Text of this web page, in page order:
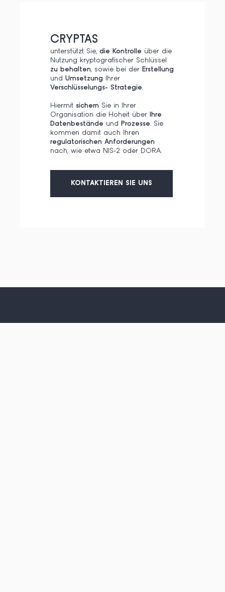
CRYPTAS
unterstützt Sie, die Kontrolle über die
Nutzung kryptografischer Schlüssel
zu behalten, sowie bei der Erstellung
und Umsetzung Ihrer
Verschlüsselungs- Strategie.
Hiermit sichern Sie in Ihrer
Organisation die Hoheit über
Ihre
Datenbestände und Prozesse. Sie
kommen damit auch Ihren
regulatorischen Anforderungen
nach, wie etwa NIS-2 oder DORA.
KONTAKTIEREN SIE UNS